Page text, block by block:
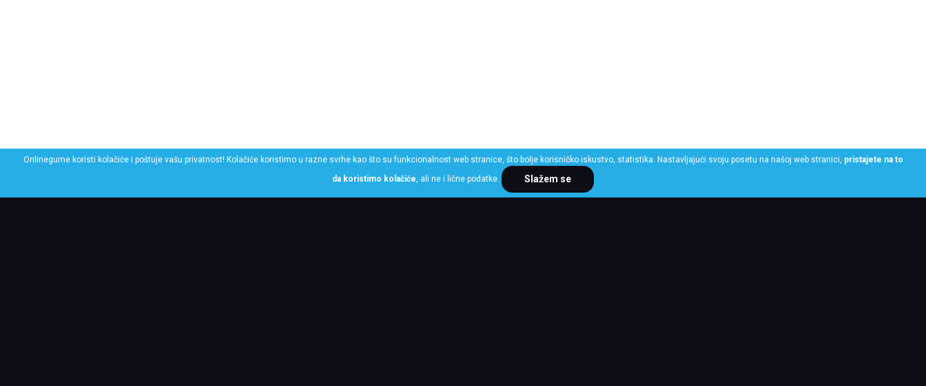
Onlinegume koristi kolačiće i poštuje vašu privatnost! Kolačiće koristimo u razne svrhe kao što su funkcionalnost web stranice, što bolje korisničko iskustvo, statistika. Nastavljajući svoju posetu na našoj web stranici, pristajete na to
da koristimo kolačiće , ali ne i lične podatke. Slažem se